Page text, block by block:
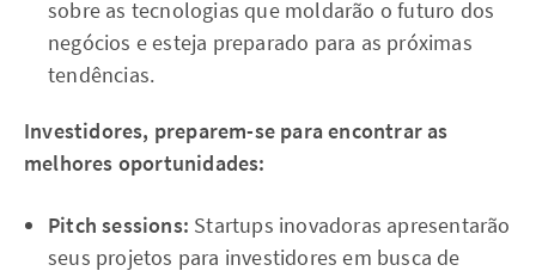
sobre as tecnologias que moldarão o futuro dos
negócios e esteja preparado para as próximas
tendências.
Investidores, preparem-se para encontrar as
melhores oportunidades:
Pitch sessions: Startups inovadoras apresentarão
seus projetos para investidores em busca de